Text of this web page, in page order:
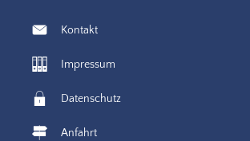
Kontakt
Impressum
Datenschutz
Anfahrt